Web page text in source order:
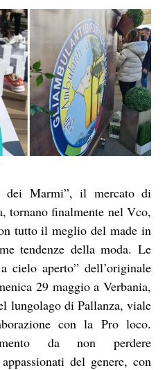
dei Marmi”, il mercato di
tornano finalmente nel Vco,
tutto il meglio del made in
tendenze della moda. Le
cielo aperto” dell’originale
29 maggio a Verbania,
lungolago di Pallanza, viale
con la Pro loco.
da non perdere
del genere, con